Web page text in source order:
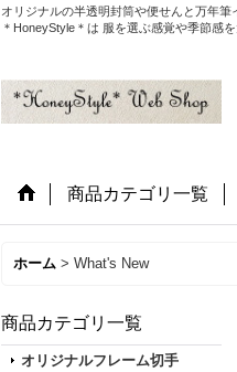
オリジナルの半透明封筒や便せんと万年
＊HoneyStyle＊は 服を選ぶ感覚や季節感
商品カテゴリ一覧
ホーム > What's New
商品カテゴリ一覧
オリジナルフレーム切手